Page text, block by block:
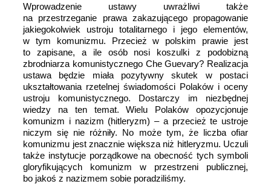
Wprowadzenie ustawy uwrażliwi także
na przestrzeganie prawa zakazującego propagowanie
jakiegokolwiek ustroju totalitarnego i jego elementów,
w tym komunizmu. Przecież w polskim prawie jest
to zapisane, a ile osób nosi koszulki z podobizną
zbrodniarza komunistycznego Che Guevary? Realizacja
ustawa będzie miała pozytywny skutek w postaci
ukształtowania rzetelnej świadomości Polaków i oceny
ustroju komunistycznego. Dostarczy im niezbędnej
wiedzy na ten temat. Wielu Polaków opozycjonuje
komunizm i nazizm (hitleryzm) – a przecież te ustroje
niczym się nie różniły. No może tym, że liczba ofiar
komunizmu jest znacznie większa niż hitleryzmu. Uczuli
także instytucje porządkowe na obecność tych symboli
gloryfikujących komunizm w przestrzeni publicznej,
bo jakoś z nazizmem sobie poradziliśmy.